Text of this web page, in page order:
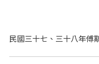
民國三十七、三十八年